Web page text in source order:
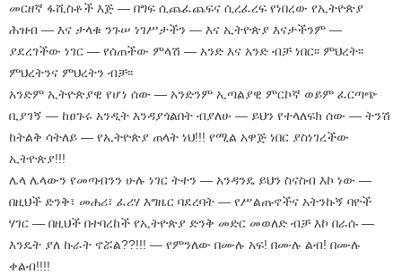
መርዘኛ ፋሺስቶች እጅ — በግፍ ሲጨፈጨፍና ሲረፈረፍ የነበረው የኢትዮጵያ
ሕዝብ — እና ታላቁ ንጉሠ ነገሥታችን — እና ኢትዮጵያ እናታችንም —
ያደረገችው ነገር — የሰጠችው ምላሽ — አንድ እና አንድ ብቻ ነበር፡፡ ምህረት፡፡
ምህረትንና ምህረትን ብቻ፡፡
አንድም ኢትዮጵያዊ የሆነ ሰው — አንድንም ኢጣልያዊ ምርኮኛ ወይም ፈርጣጭ
ቢያገኝ — ከፀጉሩ አንዲት እንዳያጎልበት ብያለሁ — ይህን የተላለፍክ ሰው — ትንሽ
ከትልቅ ሳትለይ — የኢትዮጵያ ጠላት ነህ!!! የሚል አዋጅ ነበር ያስነገረችው
ኢትዮጵያ!!!
ሌላ ሌላውን የመጣብንን ሁሉ ነገር ትተን — አንዳንዴ ይህን ስናስብ እኮ ነው —
በዚህች ድንቅ፣ መሐሪ፣ ፈሪሃ እግዜር ባደረባት — የሥልጡኖችና አትንኩኝ ባዮች
ሃገር — በዚህች በተባረከች የኢትዮጵያ ድንቅ መድር መወለድ ብቻ እኮ በራሱ —
እንዴት ያለ ኩራት ኖሯል??!!! — የምንለው በሙሉ አፍ! በሙሉ ልብ! በሙሉ
ቀልብ!!!!